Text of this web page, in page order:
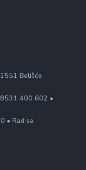
Belišće
400 602 •
• Rad sa